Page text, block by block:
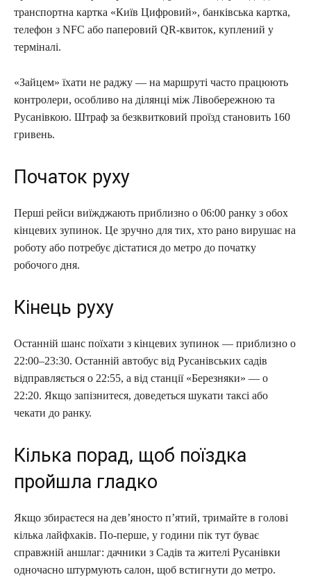
транспортна картка «Київ Цифровий», банківська картка,
телефон з NFC або паперовий QR-квиток, куплений у
терміналі.
«Зайцем» їхати не раджу — на маршруті часто працюють
контролери, особливо на ділянці між Лівобережною та
Русанівкою. Штраф за безквитковий проїзд становить 160
гривень.
Початок руху
Перші рейси виїжджають приблизно о 06:00 ранку з обох
кінцевих зупинок. Це зручно для тих, хто рано вирушає на
роботу або потребує дістатися до метро до початку
робочого дня.
Кінець руху
Останній шанс поїхати з кінцевих зупинок — приблизно о
22:00–23:30. Останній автобус від Русанівських садів
відправляється о 22:55, а від станції «Березняки» — о
22:20. Якщо запізнитеся, доведеться шукати таксі або
чекати до ранку.
Кілька порад, щоб поїздка
пройшла гладко
Якщо збираєтеся на дев’яносто п’ятий, тримайте в голові
кілька лайфхаків. По-перше, у години пік тут буває
справжній аншлаг: дачники з Садів та жителі Русанівки
одночасно штурмують салон, щоб встигнути до метро.